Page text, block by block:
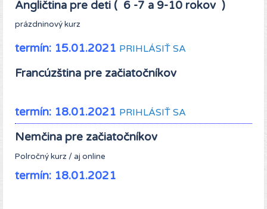
Angličtina pre deti ( 6 -7 a 9-10 rokov )
prázdninový kurz
termín: 15.01.2021 PRIHLÁSIŤ SA
Francúzština pre začiatočníkov
termín: 18.01.2021 PRIHLÁSIŤ SA
Nemčina pre začiatočníkov
Polročný kurz / aj online
termín: 18.01.2021